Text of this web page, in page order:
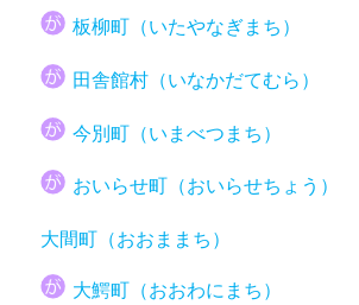
板柳町（いたやなぎまち）
田舎館村（いなかだてむら）
今別町（いまべつまち）
おいらせ町（おいらせちょう）
大間町（おおままち）
大鰐町（おおわにまち）